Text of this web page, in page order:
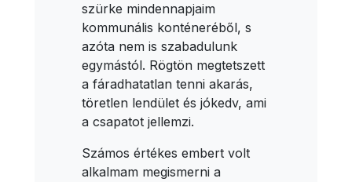
szürke mindennapjaim
kommunális konténeréből, s
azóta nem is szabadulunk
egymástól. Rögtön megtetszett
a fáradhatatlan tenni akarás,
töretlen lendület és jókedv, ami
a csapatot jellemzi.
Számos értékes embert volt
alkalmam megismerni a